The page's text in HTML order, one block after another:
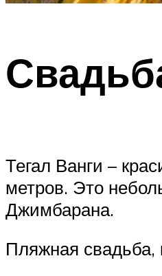
Тегал Ванги –
метров. Это
Джимбарана.
Пляжная свадьба,